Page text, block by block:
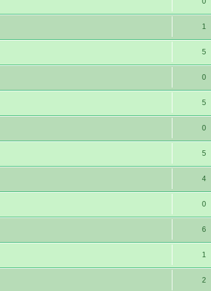
1
5
0
5
0
5
4
0
6
1
2